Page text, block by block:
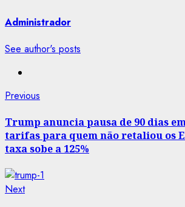
Administrador
See author's posts
Post
navigation
Previous
Trump anuncia pausa de 90 dias
tarifas para quem não retaliou os
taxa sobe a 125%
NextNext